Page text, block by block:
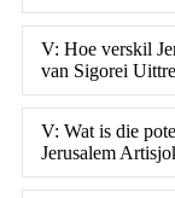
V: Hoe verskil
van Sigorei
V: Wat is die
Jerusalem